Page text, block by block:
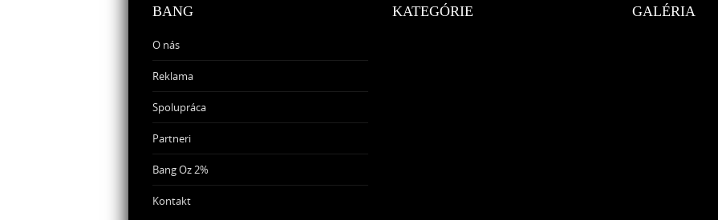
BANG
O nás
Reklama
Spolupráca
Partneri
Bang Oz 2%
Kontakt
KATEGÓRIE GALÉRIA